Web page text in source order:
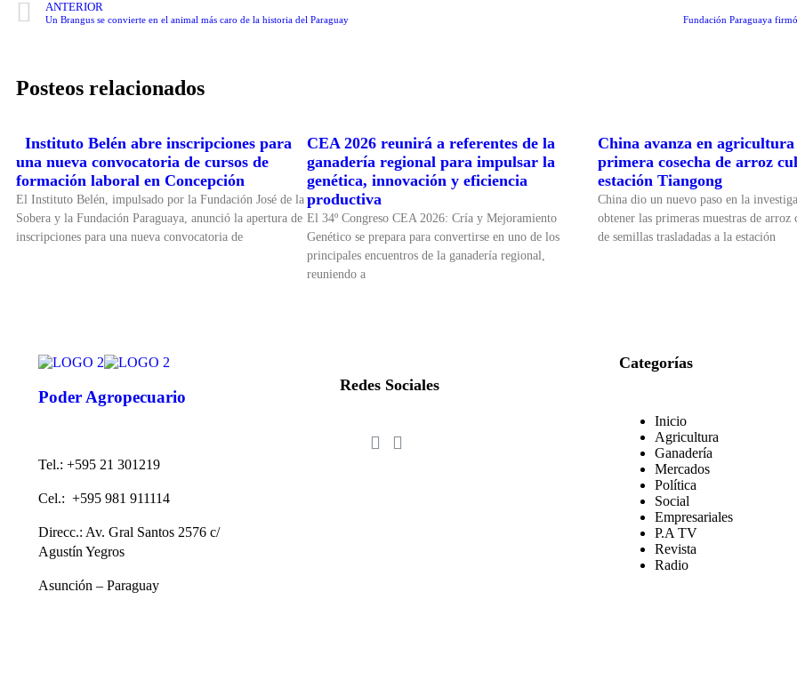
ANTERIOR
Un Brangus se convierte en el animal más caro de la historia del Paraguay Fundación Paraguaya
Posteos relacionados
Instituto Belén abre inscripciones para
una nueva convocatoria de cursos de
formación laboral en Concepción
El Instituto Belén, impulsado por la Fundación José de la
Sobera y la Fundación Paraguaya, anunció la apertura de
inscripciones para una nueva convocatoria de
CEA 2026 reunirá a referentes de la
ganadería regional para impulsar la
genética, innovación y eficiencia
productiva
El 34º Congreso CEA 2026: Cría y Mejoramiento
Genético se prepara para convertirse en uno de los
principales encuentros de la ganadería regional,
reuniendo a
China avanza en agricultura
primera cosecha de arroz
estación Tiangong
China dio un nuevo paso en la
obtener las primeras muestras de
de semillas trasladadas a la estación
Poder Agropecuario
Tel.: +595 21 301219
Cel.: +595 981 911114
Direcc.: Av. Gral Santos 2576 c/
Agustín Yegros
Asunción – Paraguay
Redes Sociales
Categorías
Inicio
Agricultura
Ganadería
Mercados
Política
Social
Empresariales
P.A TV
Revista
Radio